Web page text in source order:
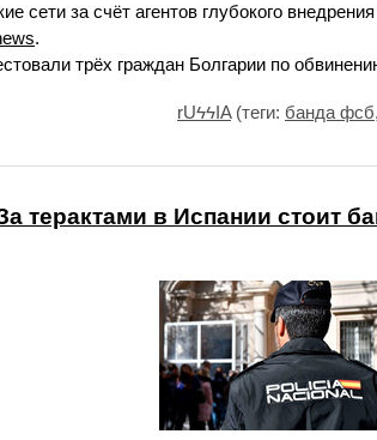
сети за счёт агентов глубокого
.
трёх граждан Болгарии по
rUϟϟIA(теги: банда фсб,
терактами в Испании стоит